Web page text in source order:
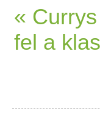
«
fel a